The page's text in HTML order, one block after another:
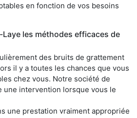
en fonction de vos besoins
les méthodes efficaces de
des bruits de grattement
il y a toutes les chances que vous
chez vous. Notre société de
une intervention lorsque vous le
une prestation vraiment appropriée